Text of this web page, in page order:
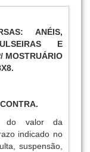
ANÉIS,
E
MOSTRUÁRIO
do valor da
indicado no
suspensão,